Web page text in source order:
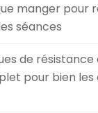
manger pour
séances
de résistance
pour bien les